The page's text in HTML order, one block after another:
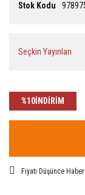
Stok Kodu
Seçkin Yayınları
%10İNDİRİM
Fiyatı Düşünce